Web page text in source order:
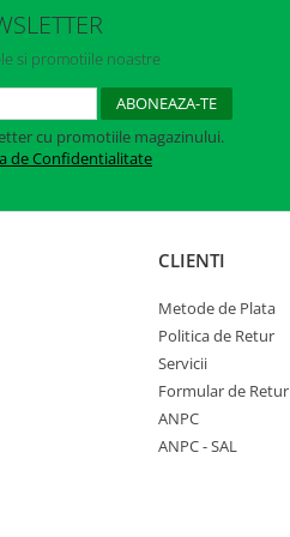
si promotiile noastre
cu promotiile magazinului.
de Confidentialitate
CLIENTI
Metode de Plata
Politica de Retur
Servicii
Formular de Retur
ANPC
ANPC - SAL